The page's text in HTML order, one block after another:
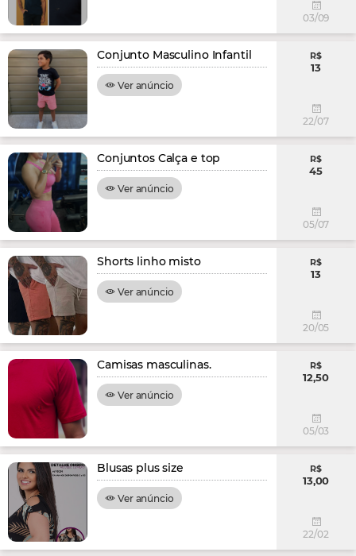
03/09
Conjunto Masculino Infantil
Ver anúncio
R$
13
22/07
Conjuntos Calça e top
Ver anúncio
R$
45
05/07
Shorts linho misto
Ver anúncio
R$
13
20/05
Camisas masculinas.
Ver anúncio
R$
12,50
05/03
Blusas plus size
Ver anúncio
R$
13,00
22/02